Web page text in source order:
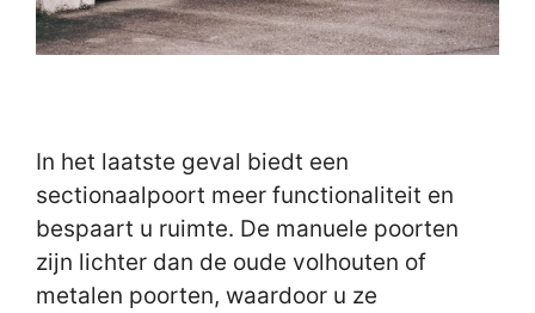
In het laatste geval biedt een
sectionaalpoort meer functionaliteit en
bespaart u ruimte. De manuele poorten
zijn lichter dan de oude volhouten of
metalen poorten, waardoor u ze